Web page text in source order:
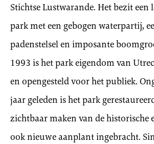
Stichtse Lustwarande. Het bezit
park met een gebogen waterpartij,
padenstelsel en imposante
1993 is het park eigendom van
en opengesteld voor het publiek.
jaar geleden is het park
zichtbaar maken van de historische
ook nieuwe aanplant ingebracht.